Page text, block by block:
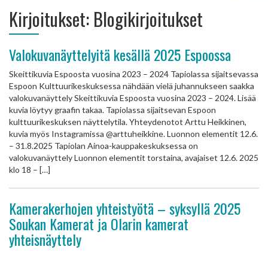
Kirjoitukset: Blogikirjoitukset
Valokuvanäyttelyitä kesällä 2025 Espoossa
Skeittikuvia Espoosta vuosina 2023 – 2024 Tapiolassa sijaitsevassa
Espoon Kulttuurikeskuksessa nähdään vielä juhannukseen saakka
valokuvanäyttely Skeittikuvia Espoosta vuosina 2023 – 2024. Lisää
kuvia löytyy graafin takaa. Tapiolassa sijaitsevan Espoon
kulttuurikeskuksen näyttelytila. Yhteydenotot Arttu Heikkinen,
kuvia myös Instagramissa @arttuheikkine. Luonnon elementit 12.6.
– 31.8.2025 Tapiolan Ainoa-kauppakeskuksessa on
valokuvanäyttely Luonnon elementit torstaina, avajaiset 12.6. 2025
klo 18 – […]
Kamerakerhojen yhteistyötä – syksyllä 2025
Soukan Kamerat ja Olarin kamerat
yhteisnäyttely